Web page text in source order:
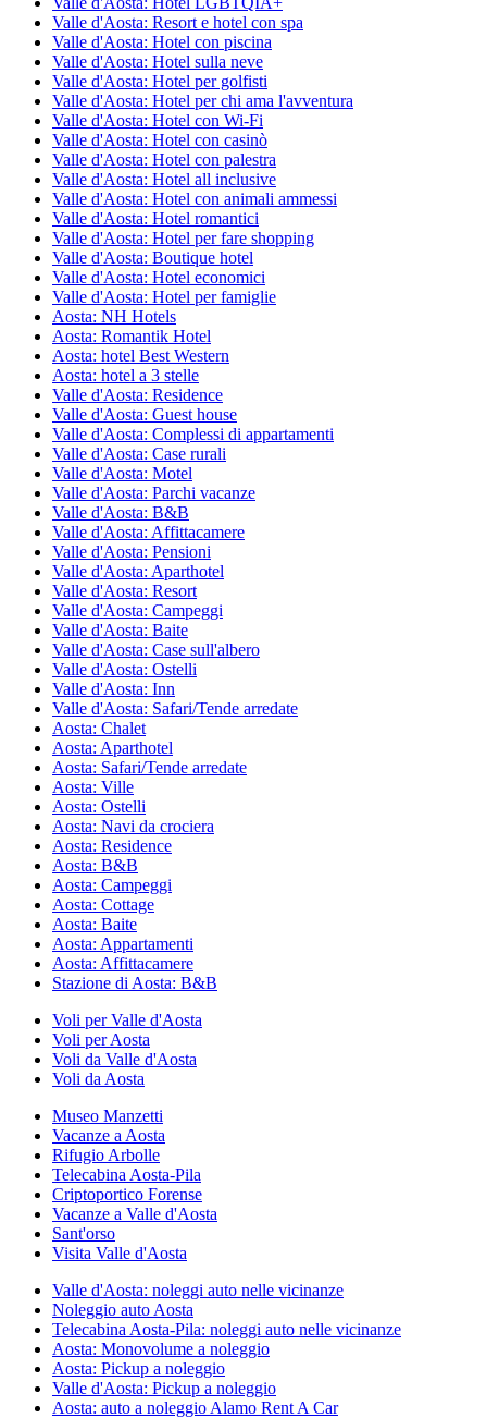
Valle d'Aosta: Resort e hotel con spa
Valle d'Aosta: Hotel con piscina
Valle d'Aosta: Hotel sulla neve
Valle d'Aosta: Hotel per golfisti
Valle d'Aosta: Hotel per chi ama l'avventura
Valle d'Aosta: Hotel con Wi-Fi
Valle d'Aosta: Hotel con casinò
Valle d'Aosta: Hotel con palestra
Valle d'Aosta: Hotel all inclusive
Valle d'Aosta: Hotel con animali ammessi
Valle d'Aosta: Hotel romantici
Valle d'Aosta: Hotel per fare shopping
Valle d'Aosta: Boutique hotel
Valle d'Aosta: Hotel economici
Valle d'Aosta: Hotel per famiglie
Aosta: NH Hotels
Aosta: Romantik Hotel
Aosta: hotel Best Western
Aosta: hotel a 3 stelle
Valle d'Aosta: Residence
Valle d'Aosta: Guest house
Valle d'Aosta: Complessi di appartamenti
Valle d'Aosta: Case rurali
Valle d'Aosta: Motel
Valle d'Aosta: Parchi vacanze
Valle d'Aosta: B&B
Valle d'Aosta: Affittacamere
Valle d'Aosta: Pensioni
Valle d'Aosta: Aparthotel
Valle d'Aosta: Resort
Valle d'Aosta: Campeggi
Valle d'Aosta: Baite
Valle d'Aosta: Case sull'albero
Valle d'Aosta: Ostelli
Valle d'Aosta: Inn
Valle d'Aosta: Safari/Tende arredate
Aosta: Chalet
Aosta: Aparthotel
Aosta: Safari/Tende arredate
Aosta: Ville
Aosta: Ostelli
Aosta: Navi da crociera
Aosta: Residence
Aosta: B&B
Aosta: Campeggi
Aosta: Cottage
Aosta: Baite
Aosta: Appartamenti
Aosta: Affittacamere
Stazione di Aosta: B&B
Voli per Valle d'Aosta
Voli per Aosta
Voli da Valle d'Aosta
Voli da Aosta
Museo Manzetti
Vacanze a Aosta
Rifugio Arbolle
Telecabina Aosta-Pila
Criptoportico Forense
Vacanze a Valle d'Aosta
Sant'orso
Visita Valle d'Aosta
Valle d'Aosta: noleggi auto nelle vicinanze
Noleggio auto Aosta
Telecabina Aosta-Pila: noleggi auto nelle vicinanze
Aosta: Monovolume a noleggio
Aosta: Pickup a noleggio
Valle d'Aosta: Pickup a noleggio
Aosta: auto a noleggio Alamo Rent A Car